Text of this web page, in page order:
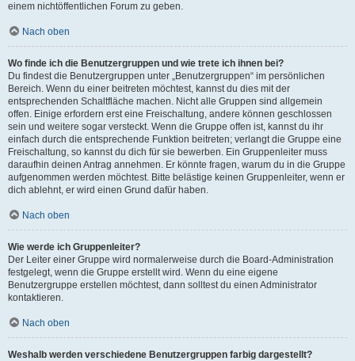
einem nichtöffentlichen Forum zu geben.
Nach oben
Wo finde ich die Benutzergruppen und wie trete ich ihnen bei?
Du findest die Benutzergruppen unter „Benutzergruppen“ im persönlichen
Bereich. Wenn du einer beitreten möchtest, kannst du dies mit der
entsprechenden Schaltfläche machen. Nicht alle Gruppen sind allgemein
offen. Einige erfordern erst eine Freischaltung, andere können geschlossen
sein und weitere sogar versteckt. Wenn die Gruppe offen ist, kannst du ihr
einfach durch die entsprechende Funktion beitreten; verlangt die Gruppe eine
Freischaltung, so kannst du dich für sie bewerben. Ein Gruppenleiter muss
daraufhin deinen Antrag annehmen. Er könnte fragen, warum du in die Gruppe
aufgenommen werden möchtest. Bitte belästige keinen Gruppenleiter, wenn er
dich ablehnt, er wird einen Grund dafür haben.
Nach oben
Wie werde ich Gruppenleiter?
Der Leiter einer Gruppe wird normalerweise durch die Board-Administration
festgelegt, wenn die Gruppe erstellt wird. Wenn du eine eigene
Benutzergruppe erstellen möchtest, dann solltest du einen Administrator
kontaktieren.
Nach oben
Weshalb werden verschiedene Benutzergruppen farbig dargestellt?